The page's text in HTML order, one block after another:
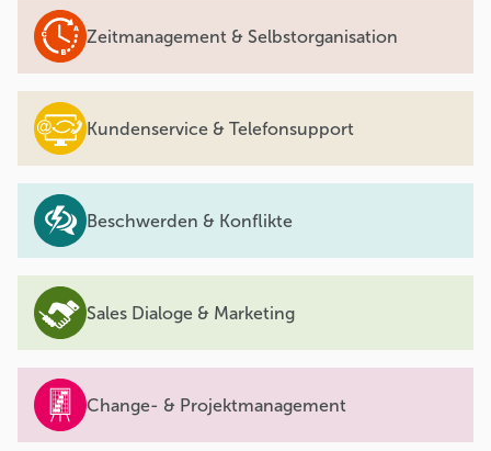
Zeitmanagement & Selbstorganisation
Kundenservice & Telefonsupport
Beschwerden & Konflikte
Sales Dialoge & Marketing
Change- & Projektmanagement